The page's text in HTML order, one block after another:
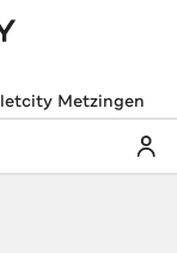
Metzingen